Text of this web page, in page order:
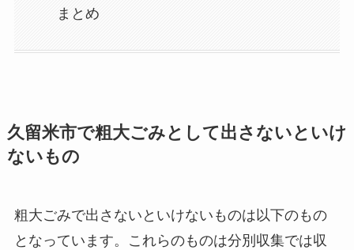
まとめ
久留米市で粗大ごみとして出さないといけ
ないもの
粗大ごみで出さないといけないものは以下のもの
となっています。これらのものは分別収集では収